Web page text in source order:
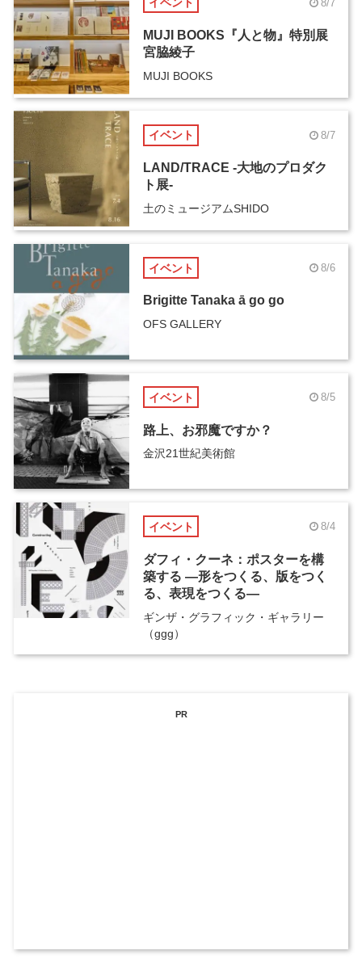
8/7
MUJI BOOKS『人と物』特別展
宮脇綾子
MUJI BOOKS
イベント 8/7
LAND/TRACE -大地のプロダク
ト展-
土のミュージアムSHIDO
イベント 8/6
Brigitte Tanaka ā go go
OFS GALLERY
イベント 8/5
路上、お邪魔ですか？
金沢21世紀美術館
イベント 8/4
ダフィ・クーネ：ポスターを構
築する ―形をつくる、版をつく
る、表現をつくる―
ギンザ・グラフィック・ギャラリー
（ggg）
PR